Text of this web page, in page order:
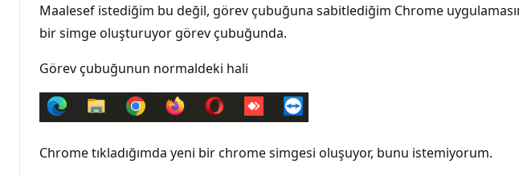
Maalesef istediğim bu değil, görev çubuğuna sabitlediğim Chrome
bir simge oluşturuyor görev çubuğunda.
Görev çubuğunun normaldeki hali
Chrome tıkladığımda yeni bir chrome simgesi oluşuyor, bunu istemiyorum.